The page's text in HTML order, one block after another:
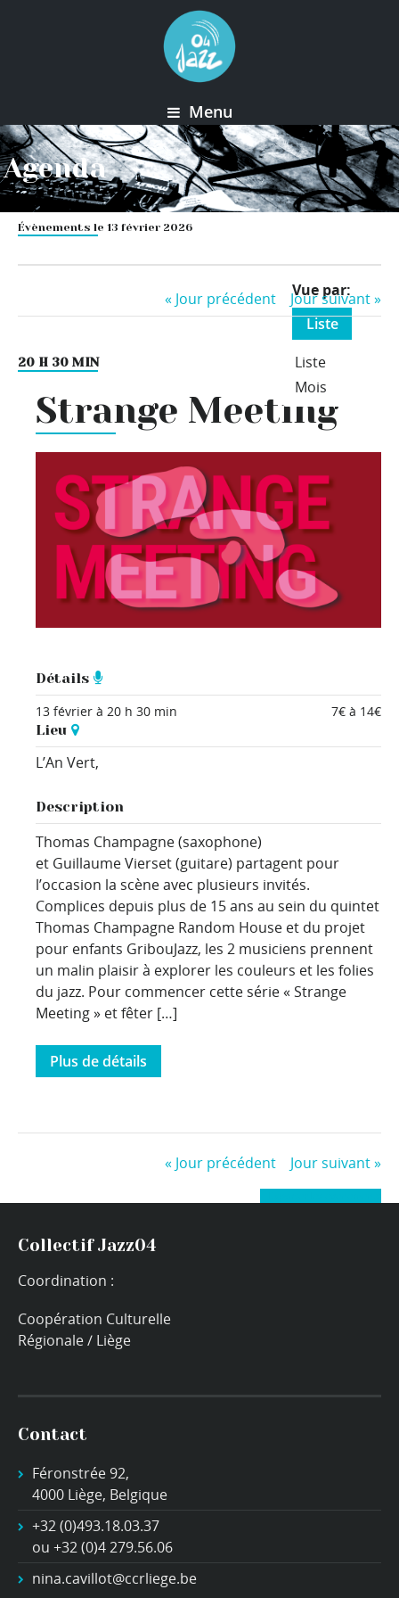
Menu
Agenda
Évènements le 13 février 2026
Event
Views
Navigation
Vue par
Liste
Liste
Mois
« Jour précédent Jour suivant»
20 H 30 MIN
Strange Meeting
Détails
13 février à 20 h 30 min
7€ à 14€
Lieu
L’An Vert,
Description
Thomas Champagne (saxophone)
et Guillaume Vierset (guitare) partagent pour
l’occasion la scène avec plusieurs invités.
Complices depuis plus de 15 ans au sein du quintet
Thomas Champagne Random House et du projet
pour enfants GribouJazz, les 2 musiciens prennent
un malin plaisir à explorer les couleurs et les folies
du jazz. Pour commencer cette série « Strange
Meeting » et fêter […]
Plus de détails
« Jour précédent Jour suivant»
Collectif Jazz04
Coordination :
Coopération Culturelle
Régionale / Liège
Contact
Féronstrée 92,
4000 Liège, Belgique
+32 (0)493.18.03.37
ou +32 (0)4 279.56.06
nina.cavillot@ccrliege.be